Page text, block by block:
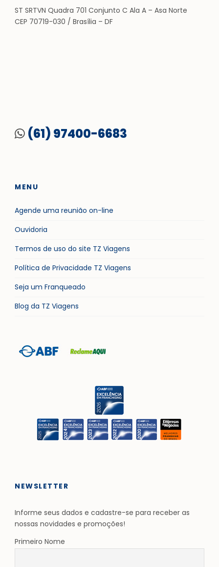
ST SRTVN Quadra 701 Conjunto C Ala A – Asa Norte
CEP 70719-030 / Brasília – DF
(61) 97400-6683
MENU
Agende uma reunião on-line
Ouvidoria
Termos de uso do site TZ Viagens
Política de Privacidade TZ Viagens
Seja um Franqueado
Blog da TZ Viagens
NEWSLETTER
Informe seus dados e cadastre-se para receber as
nossas novidades e promoções!
Primeiro Nome